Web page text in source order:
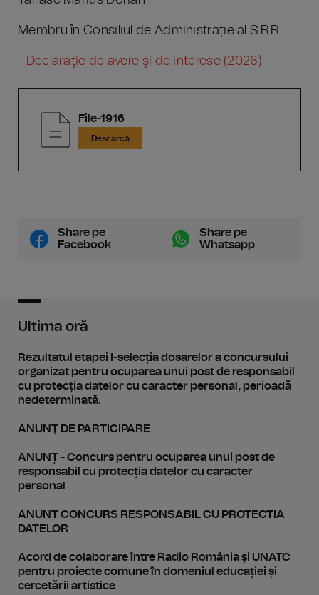
Membru în Consiliul de Administrație al S.R.R.
- Declaraţie de avere şi de interese (2026)
File-1916
Descarcă
Share pe
Facebook
Share pe
Whatsapp
Ultima oră
Rezultatul etapei I-selecția dosarelor a concursului
organizat pentru ocuparea unui post de responsabil
cu protecția datelor cu caracter personal, perioadă
nedeterminată.
ANUNŢ DE PARTICIPARE
ANUNȚ - Concurs pentru ocuparea unui post de
responsabil cu protecția datelor cu caracter
personal
ANUNT CONCURS RESPONSABIL CU PROTECTIA
DATELOR
Acord de colaborare între Radio România și UNATC
pentru proiecte comune în domeniul educației și
cercetării artistice